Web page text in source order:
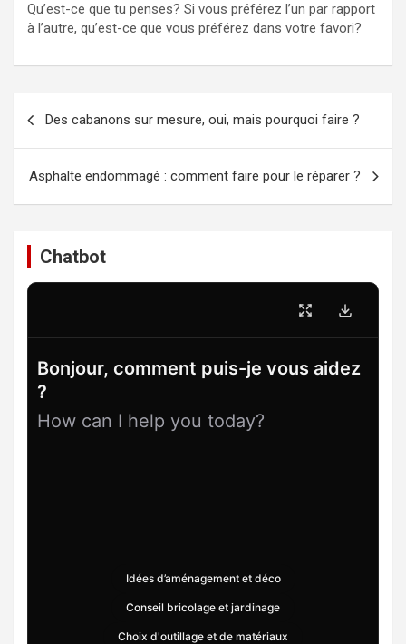
Qu’est-ce que tu penses? Si vous préférez l’un par rapport
à l’autre, qu’est-ce que vous préférez dans votre favori?
l’article
Des cabanons sur mesure, oui, mais pourquoi faire ?
Asphalte endommagé : comment faire pour le réparer ?
Chatbot
Bonjour, comment puis-je vous aidez
?
How can I help you today?
Idées d’aménagement et déco
Conseil bricolage et jardinage
Choix d'outillage et de matériaux